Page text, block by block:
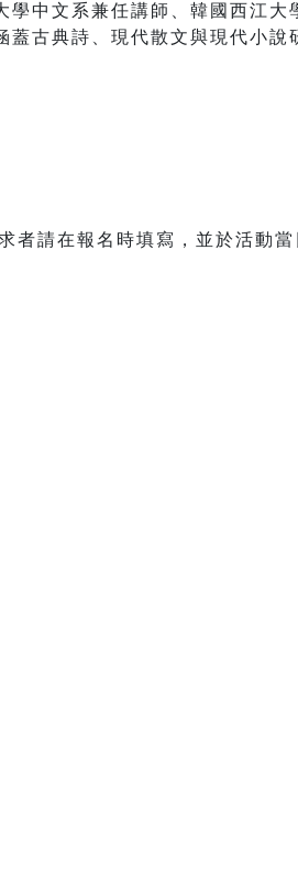
學中文系兼任講師、韓國西江
古典詩、現代散文與現代小說
請在報名時填寫，並於活動當